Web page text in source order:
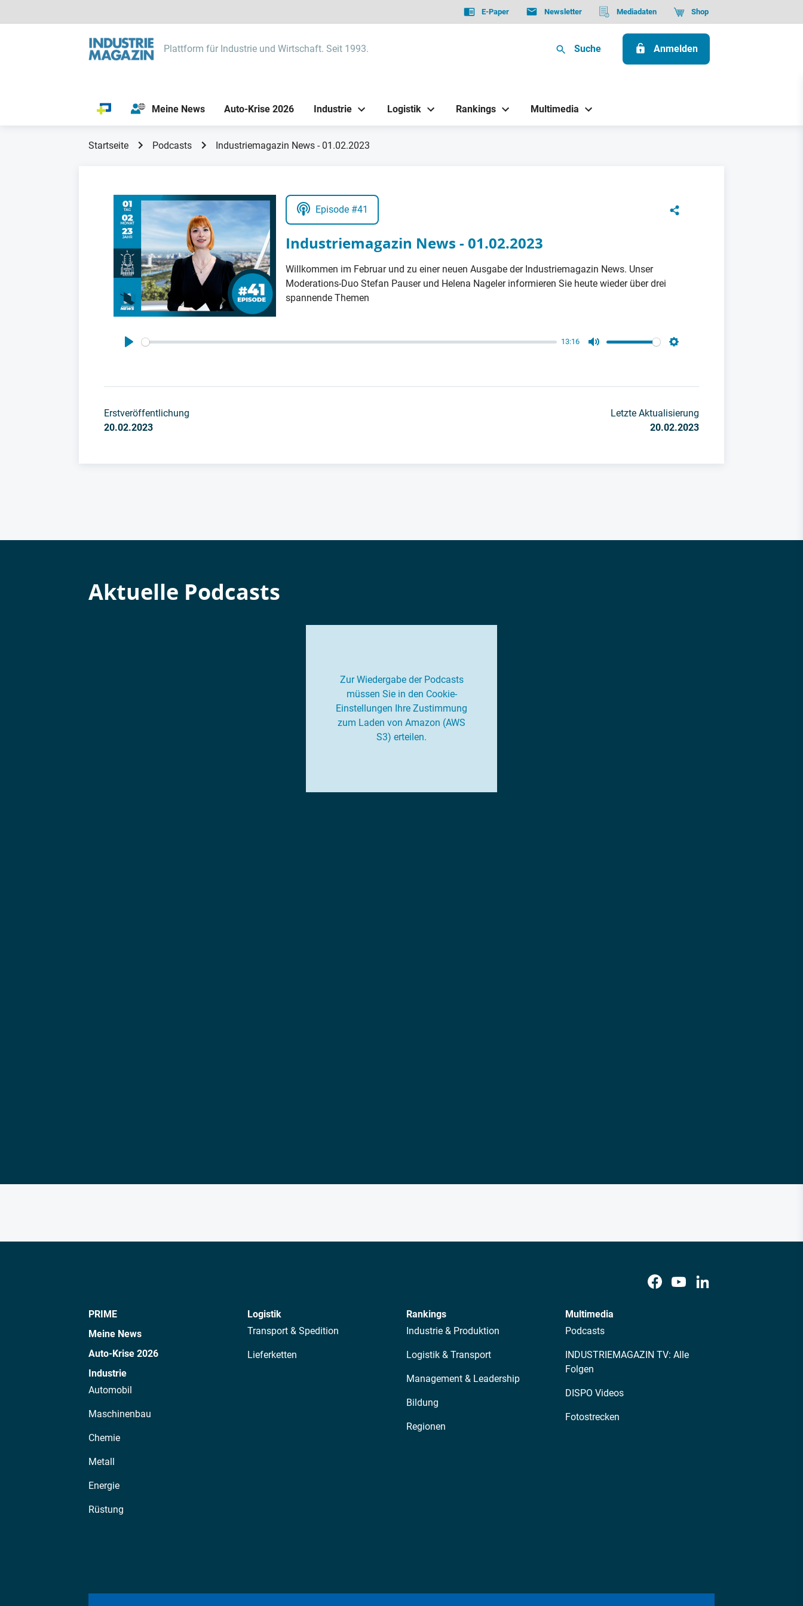
E-Paper Newsletter Mediadaten Shop
Plattform für Industrie und Wirtschaft. Seit 1993. Suche Anmelden
Meine News Auto-Krise 2026 Industrie Logistik Rankings Multimedia
Startseite Podcasts Industriemagazin News - 01.02.2023
Episode #41
Industriemagazin News - 01.02.2023
Willkommen im Februar und zu einer neuen Ausgabe der Industriemagazin News. Unser
Moderations-Duo Stefan Pauser und Helena Nageler informieren Sie heute wieder über drei
spannende Themen
13:16
Erstveröffentlichung
20.02.2023
Letzte Aktualisierung
20.02.2023
Aktuelle Podcasts
Zur Wiedergabe der Podcasts
müssen Sie in den Cookie-
Einstellungen Ihre Zustimmung
zum Laden von Amazon (AWS
S3) erteilen.
PRIME
Meine News
Auto-Krise 2026
Industrie
Automobil
Maschinenbau
Chemie
Metall
Energie
Rüstung
Logistik
Transport & Spedition
Lieferketten
Rankings
Industrie & Produktion
Logistik & Transport
Management & Leadership
Bildung
Regionen
Multimedia
Podcasts
INDUSTRIEMAGAZIN TV: Alle
Folgen
DISPO Videos
Fotostrecken